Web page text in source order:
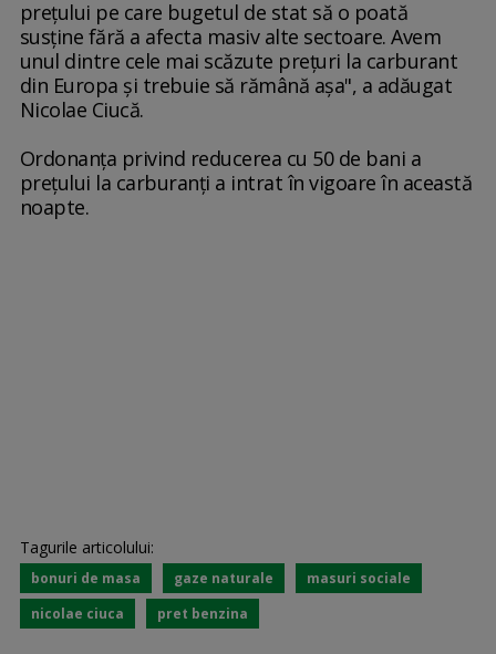
preţului pe care bugetul de stat să o poată
susţine fără a afecta masiv alte sectoare. Avem
unul dintre cele mai scăzute preţuri la carburant
din Europa şi trebuie să rămână aşa", a adăugat
Nicolae Ciucă.
Ordonanţa privind reducerea cu 50 de bani a
preţului la carburanţi a intrat în vigoare în această
noapte.
Tagurile articolului:
bonuri de masa gaze naturale
masuri sociale
nicolae ciuca
pret benzina